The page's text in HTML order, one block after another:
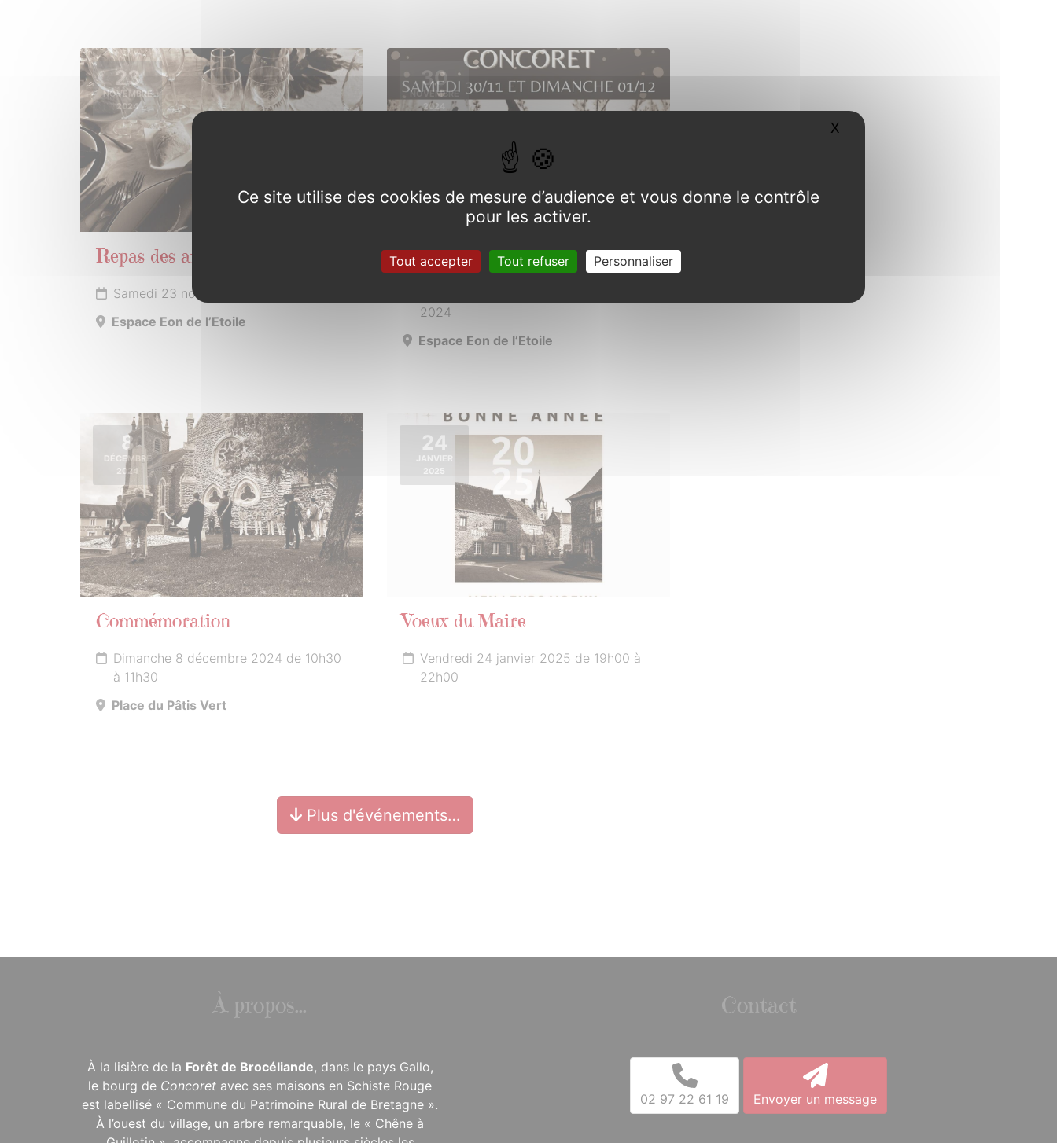
23
NOVEMBRE
2024
Repas des anciens
Samedi 23 novembre 2024
Espace Eon de l’Etoile
30
NOVEMBRE
2024
Marché de Noël
2024
Espace Eon de l’Etoile
8
DÉCEMBRE
2024
Commémoration
Dimanche 8 décembre 2024 de 10h30
à 11h30
Place du Pâtis Vert
24
JANVIER
2025
Voeux du Maire
Vendredi 24 janvier 2025 de 19h00 à
22h00
Plus d'événements…
À propos...
À la lisière de la Forêt de Brocéliande, dans le pays Gallo,
le bourg de Concoret avec ses maisons en Schiste Rouge
est labellisé « Commune du Patrimoine Rural de Bretagne ».
À l’ouest du village, un arbre remarquable, le « Chêne à
Contact
02 97 22 61 19 Envoyer un message
Ce site utilise des cookies de mesure d’audience et vous donne le contrôle
pour les activer.
Tout accepter Tout refuser Personnaliser
X Masquer le bandeau des cookies